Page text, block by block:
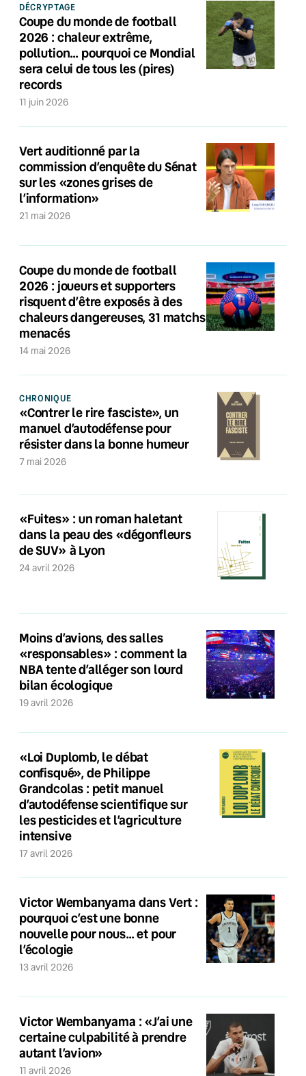
DÉCRYPTAGE
Coupe du monde de football
2026 : chaleur extrême,
pollution… pourquoi ce Mondial
sera celui de tous les (pires)
records
11 juin 2026
Vert auditionné par la
commission d’enquête du Sénat
sur les «zones grises de
l’information»
21 mai 2026
Coupe du monde de football
2026 : joueurs et supporters
risquent d’être exposés à des
chaleurs dangereuses, 31 matchs
menacés
14 mai 2026
CHRONIQUE
«Contrer le rire fasciste», un
manuel d’autodéfense pour
résister dans la bonne humeur
7 mai 2026
«Fuites» : un roman haletant
dans la peau des «dégonfleurs
de SUV» à Lyon
24 avril 2026
Moins d’avions, des salles
«responsables» : comment la
NBA tente d’alléger son lourd
bilan écologique
19 avril 2026
«Loi Duplomb, le débat
confisqué», de Philippe
Grandcolas : petit manuel
d’autodéfense scientifique sur
les pesticides et l’agriculture
intensive
17 avril 2026
Victor Wembanyama dans Vert :
pourquoi c’est une bonne
nouvelle pour nous… et pour
l’écologie
13 avril 2026
Victor Wembanyama : «J’ai une
certaine culpabilité à prendre
autant l’avion»
11 avril 2026